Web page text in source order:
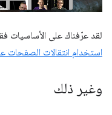
لقد عرّفناك على الأساسيات
استخدام انتقالات الصفحات
وغير ذلك